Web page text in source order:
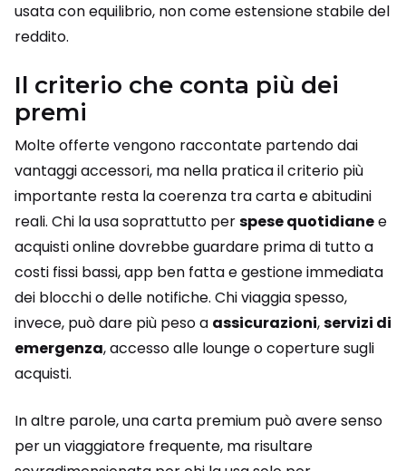
usata con equilibrio, non come estensione stabile del
reddito.
Il criterio che conta più dei
premi
Molte offerte vengono raccontate partendo dai
vantaggi accessori, ma nella pratica il criterio più
importante resta la coerenza tra carta e abitudini
reali. Chi la usa soprattutto perspese quotidianee
acquisti online dovrebbe guardare prima di tutto a
costi fissi bassi, app ben fatta e gestione immediata
dei blocchi o delle notifiche. Chi viaggia spesso,
invece, può dare più peso a assicurazioni,servizi di
emergenza, accesso alle lounge o coperture sugli
acquisti.
In altre parole, una carta premium può avere senso
per un viaggiatore frequente, ma risultare